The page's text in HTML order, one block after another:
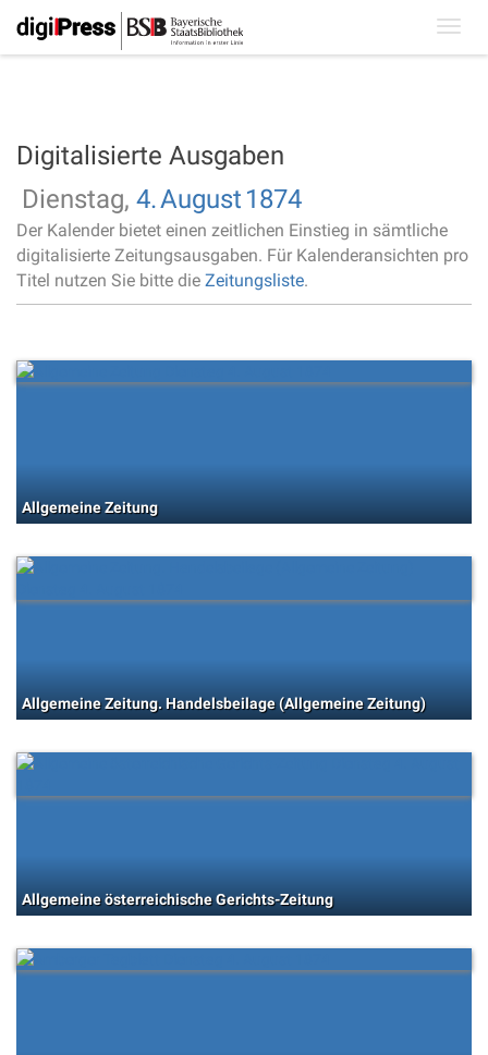
Digitalisierte Ausgaben
Dienstag, 4.August 1874
Der Kalender bietet einen zeitlichen Einstieg in sämtliche
digitalisierte Zeitungsausgaben. Für Kalenderansichten pro
Titel nutzen Sie bitte die Zeitungsliste.
Allgemeine Zeitung
Allgemeine Zeitung. Handelsbeilage (Allgemeine Zeitung)
Allgemeine österreichische Gerichts-Zeitung